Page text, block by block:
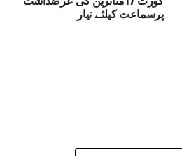
پرسماعت کیلئے تیار